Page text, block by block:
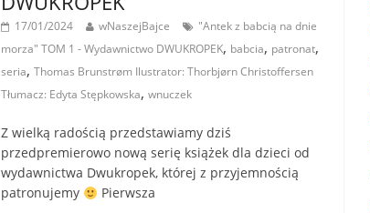
17/01/2024 wNaszejBajce
"Antek z babcią na dnie
morza" TOM 1 - Wydawnictwo DWUKROPEK, babcia, patronat,
seria,Thomas Brunstrøm Ilustrator: Thorbjørn Christoffersen
Tłumacz: Edyta Stępkowska,wnuczek
Z wielką radością przedstawiamy dziś
przedpremierowo nową serię książek dla dzieci od
wydawnictwa Dwukropek, której z przyjemnością
patronujemy
Pierwsza